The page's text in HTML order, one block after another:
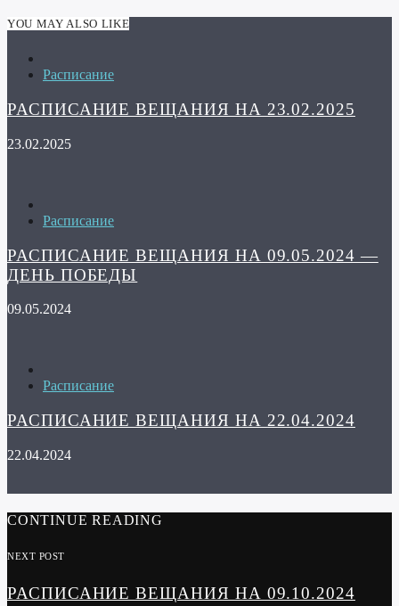
YOU MAY ALSO LIKE
Расписание
РАСПИСАНИЕ ВЕЩАНИЯ НА 23.02.2025
23.02.2025
Расписание
РАСПИСАНИЕ ВЕЩАНИЯ НА 09.05.2024 —
ДЕНЬ ПОБЕДЫ
09.05.2024
Расписание
РАСПИСАНИЕ ВЕЩАНИЯ НА 22.04.2024
22.04.2024
CONTINUE READING
NEXT POST
РАСПИСАНИЕ ВЕЩАНИЯ НА 09.10.2024